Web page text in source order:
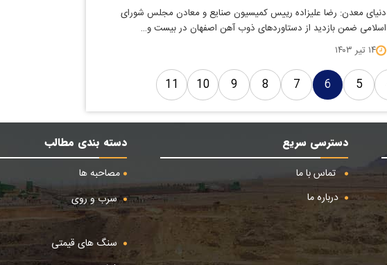
دنیای معدن: رضا علیزاده رییس کمیسیون صنایع و معادن مجلس شورای
اسلامی ضمن بازدید از دستاوردهای ذوب آهن اصفهان در بیست و…
۱۴ تیر ۱۴۰۳
5
6
7
8
9
10
11
دسترسی سریع
تماس با ما
درباره ما
دسته بندی مطالب
مصاحبه ها
سرب و روی
سنگ های قیمتی